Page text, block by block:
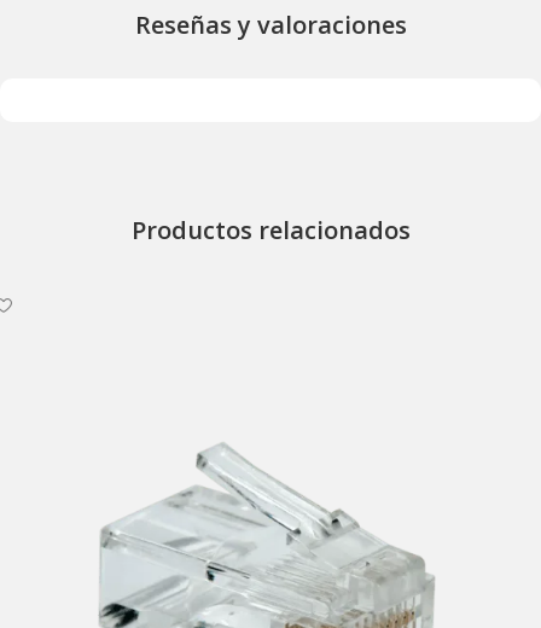
Reseñas y valoraciones
Productos relacionados